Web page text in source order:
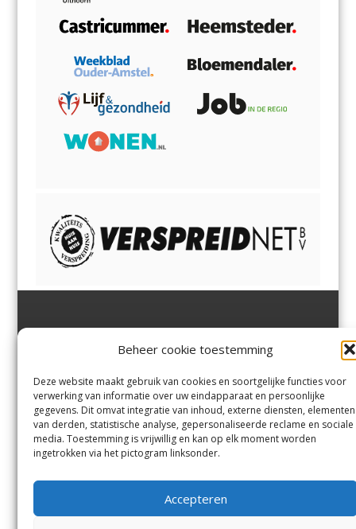
Beheer cookie toestemming
Deze website maakt gebruik van cookies en soortgelijke functies voor
verwerking van informatie over uw eindapparaat en persoonlijke
gegevens. Dit omvat integratie van inhoud, externe diensten, elementen
van derden, statistische analyse, gepersonaliseerde reclame en sociale
media. Toestemming is vrijwillig en kan op elk moment worden
ingetrokken via het pictogram linksonder.
Accepteren
Margadantstraat 34
0255-533900
info@jutter.nlofinfo@hofgee
st.nl
Velserbroek,Velsen-Zuid,
Zuid,Driehuisen
Spaarnwoude.
Contact
Andere uitgaven
Voorwaarden